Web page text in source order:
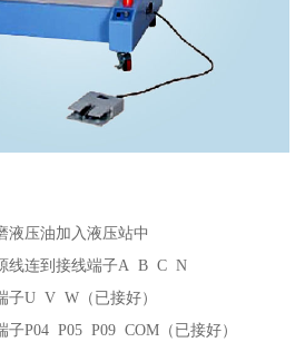
液压油加入液压站中
线连到接线端子A B C N
子U V W（已接好）
P04 P05 P09 COM（已接好）